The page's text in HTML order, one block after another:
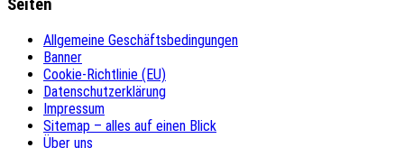
Seiten
Allgemeine Geschäftsbedingungen
Banner
Cookie-Richtlinie (EU)
Datenschutzerklärung
Impressum
Sitemap – alles auf einen Blick
Über uns